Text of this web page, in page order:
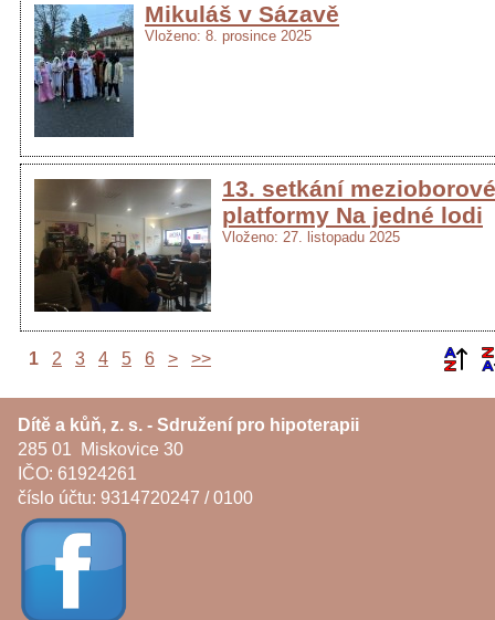
Mikuláš v Sázavě
Vloženo: 8. prosince 2025
13. setkání mezioborové
platformy Na jedné lodi
Vloženo: 27. listopadu 2025
1 2 3 4 5 6 > >>
Dítě a kůň, z. s. - Sdružení pro hipoterapii
285 01 Miskovice 30
IČO: 61924261
číslo účtu: 9314720247 / 0100